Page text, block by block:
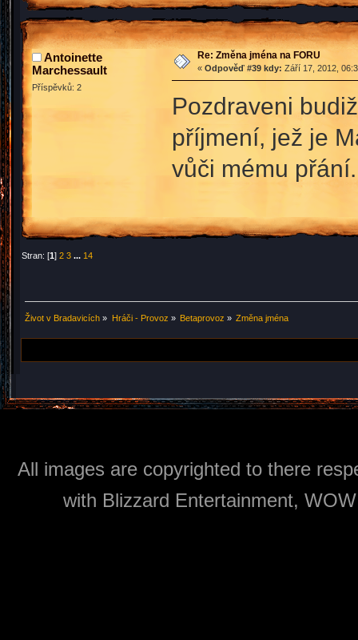
Antoinette
Marchessault
Příspěvků: 2
Re: Změna jména na FORU
« Odpověď #39 kdy: Září 17, 2012,
Pozdraveni
příjmení, jež je
vůči mému
Stran: [1]2 3 ... 14
Život v Bradavicích » Hráči - Provoz » Betaprovoz » Změna jména
All images are copyrighted to there
with Blizzard Entertainment,